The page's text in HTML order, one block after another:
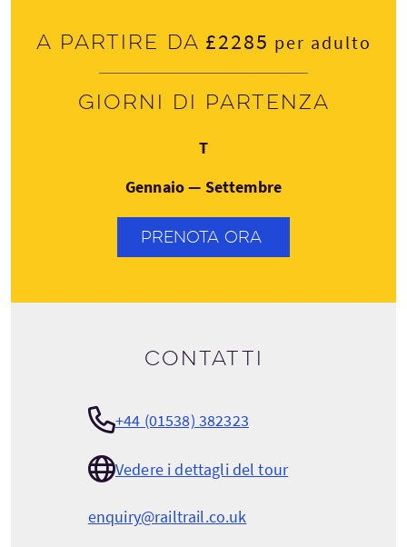
A partire da £2285 per adulto
Giorni di partenza
TMartedì
Gennaio — Settembre
PRENOTA ORA
Contatti
+44 (01538) 382323
Vedere i dettagli del tour
enquiry@railtrail.co.uk